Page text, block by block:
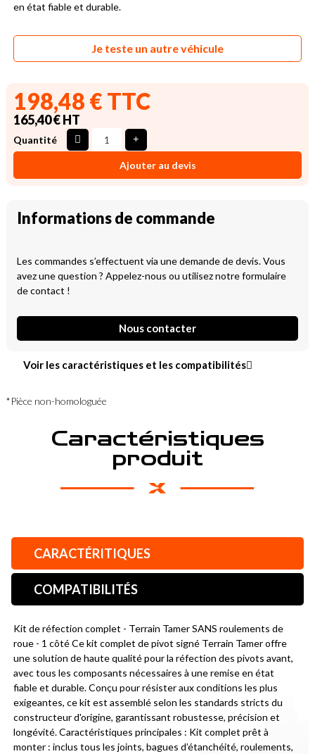
en état fiable et durable.
Je teste un autre véhicule
198,48 € TTC
165,40 € HT
Quantité
Ajouter au devis
Informations de commande
Les commandes s’effectuent via une demande de devis. Vous
avez une question ? Appelez-nous ou utilisez notre formulaire
de contact !
Nous contacter
Voir les caractéristiques et les compatibilités
*Pièce non-homologuée
Caractéristiques
produit
CARACTÉRITIQUES
COMPATIBILITÉS
Kit de réfection complet - Terrain Tamer SANS roulements de
roue - 1 côté Ce kit complet de pivot signé Terrain Tamer offre
une solution de haute qualité pour la réfection des pivots avant,
avec tous les composants nécessaires à une remise en état
fiable et durable. Conçu pour résister aux conditions les plus
exigeantes, ce kit est assemblé selon les standards stricts du
constructeur d'origine, garantissant robustesse, précision et
longévité. Caractéristiques principales : Kit complet prêt à
monter : inclus tous les joints, bagues d’étanchéité, roulements,